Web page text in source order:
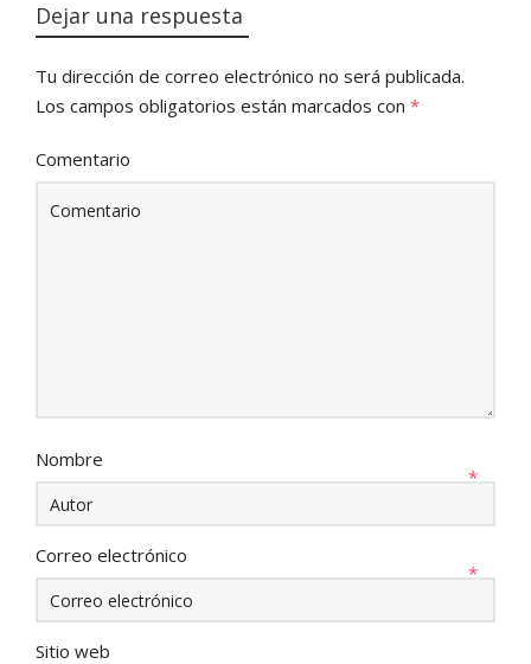
Dejar una respuesta
Tu dirección de correo electrónico no será publicada.
Los campos obligatorios están marcados con *
Comentario
Nombre
*
Correo electrónico
*
Sitio web